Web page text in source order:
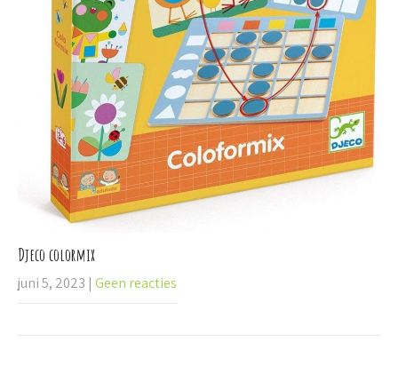
Djeco colormix
juni 5, 2023 | Geen reacties